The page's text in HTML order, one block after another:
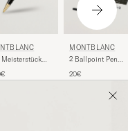
Meisterstück
MONTBLANC
2 Ballpoint Pen
Black
20€